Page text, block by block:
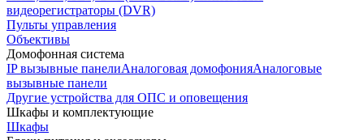
видеорегистраторы (DVR)
Пульты управления
Объективы
Домофонная система
IP вызывные панелиАналоговая домофонияАналоговые
вызывные панели
Другие устройства для ОПС и оповещения
Шкафы и комплектующие
Шкафы